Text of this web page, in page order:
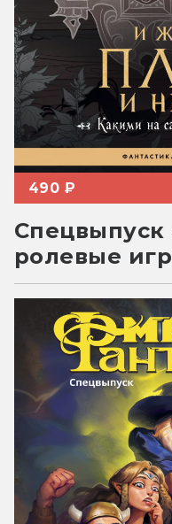
490 ₽
Спецвыпуск
ролевые